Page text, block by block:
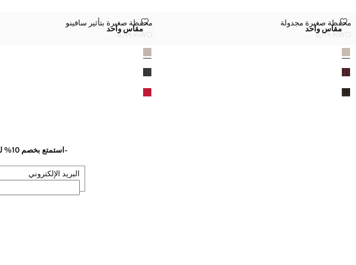
المقاسات
مقاس واحدمحفظة صغيرة مجدولة
محفظة صغيرة مجدولة
محفظة صغيرة مجدولة
السعر الحالي [KWD ٥٫٩٩ ]
KWD ٥٫٩٩
الألوان
المقاسات
مقاس واحدمحفظة صغيرة بتأثير سافينو
محفظة صغيرة بتأثير سافينو
محفظة صغيرة بتأثير سافينو
السعر الحالي [KWD ٥٫٩٩ ]
KWD ٥٫٩٩
الألوان
-استمتع بخصم 10% لتسوقك القادم عند اشتراكك في نشرتنا الاخبارية
البريد الإلكتروني